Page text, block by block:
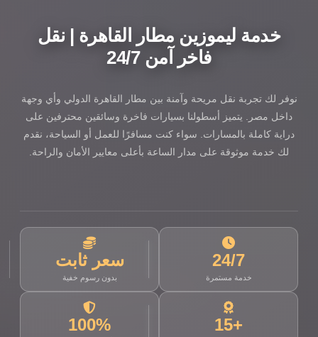
خدمة ليموزين مطار القاهرة | نقل
فاخر آمن 24/7
نوفر لك تجربة نقل مريحة وآمنة بين مطار القاهرة الدولي وأي وجهة
داخل مصر. يتميز أسطولنا بسيارات فاخرة وسائقين محترفين على
دراية كاملة بالمسارات. سواء كنت مسافرًا للعمل أو السياحة، نقدم
لك خدمة موثوقة على مدار الساعة بأعلى معايير الأمان والراحة.
24/7
خدمة مستمرة
سعر ثابت
بدون رسوم خفية
+15
100%